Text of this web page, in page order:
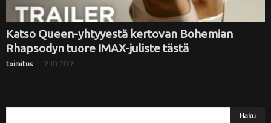
Katso Queen-yhtyyestä kertovan Bohemian
Rhapsodyn tuore IMAX-juliste tästä
toimitus - 18.10.2018